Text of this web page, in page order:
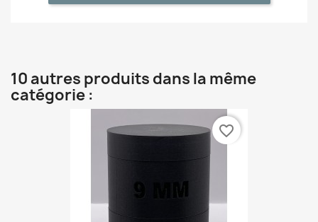
10 autres produits dans la même
catégorie :
favorite_border